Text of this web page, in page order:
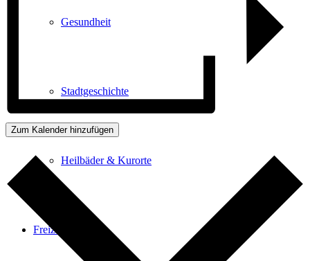
Gesundheit
Stadtgeschichte
Heilbäder & Kurorte
Freizeit
Zum Kalender hinzufügen